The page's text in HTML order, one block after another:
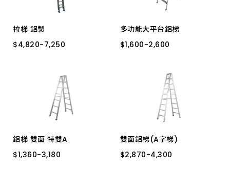
拉梯 鋁製
$4,820-7,250
$4,820-7,250
多功能大平台鋁梯
$1,600-2,600
$1,600-2,600
二階 LA3332
四階 LA3334
鋁梯 雙面 特雙A
$1,360-3,180
$1,360-3,180
雙面鋁梯(A字梯)
$2,870-4,300
$2,870-4,300